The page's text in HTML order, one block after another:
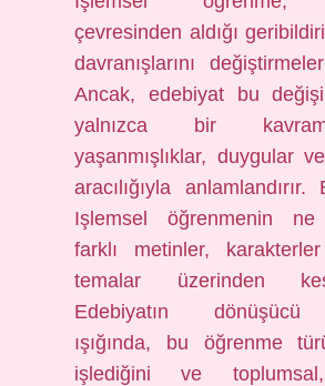
çevresinden aldığı
davranışlarını
Ancak, edebiyat bu
yalnızca bir
yaşanmışlıklar, duygular
aracılığıyla
Işlemsel öğrenmenin ne
farklı metinler,
temalar üzerinden
Edebiyatın dönüşücü
ışığında, bu öğrenme
işlediğini ve